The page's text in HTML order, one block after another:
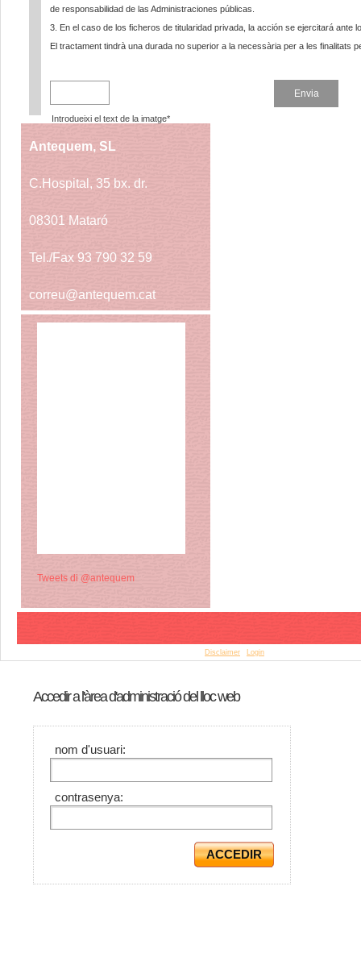
de responsabilidad de las Administraciones públicas.
3. En el caso de los ficheros de titularidad privada, la acción se ejercitará ante
El tractament tindrà una durada no superior a la necessària per a les finalitats
Introdueixi el text de la imatge*
Antequem, SL
C.Hospital, 35 bx. dr.
08301 Mataró
Tel./Fax 93 790 32 59
correu@antequem.cat
Tweets di @antequem
Disclaimer Login
Accedir a l'àrea d'administració del lloc web
nom d'usuari:
contrasenya: